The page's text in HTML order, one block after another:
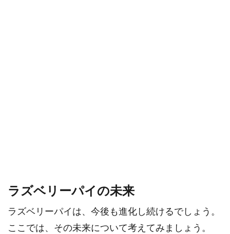
ラズベリーパイの未来
ラズベリーパイは、今後も進化し続けるでしょう。
ここでは、その未来について考えてみましょう。